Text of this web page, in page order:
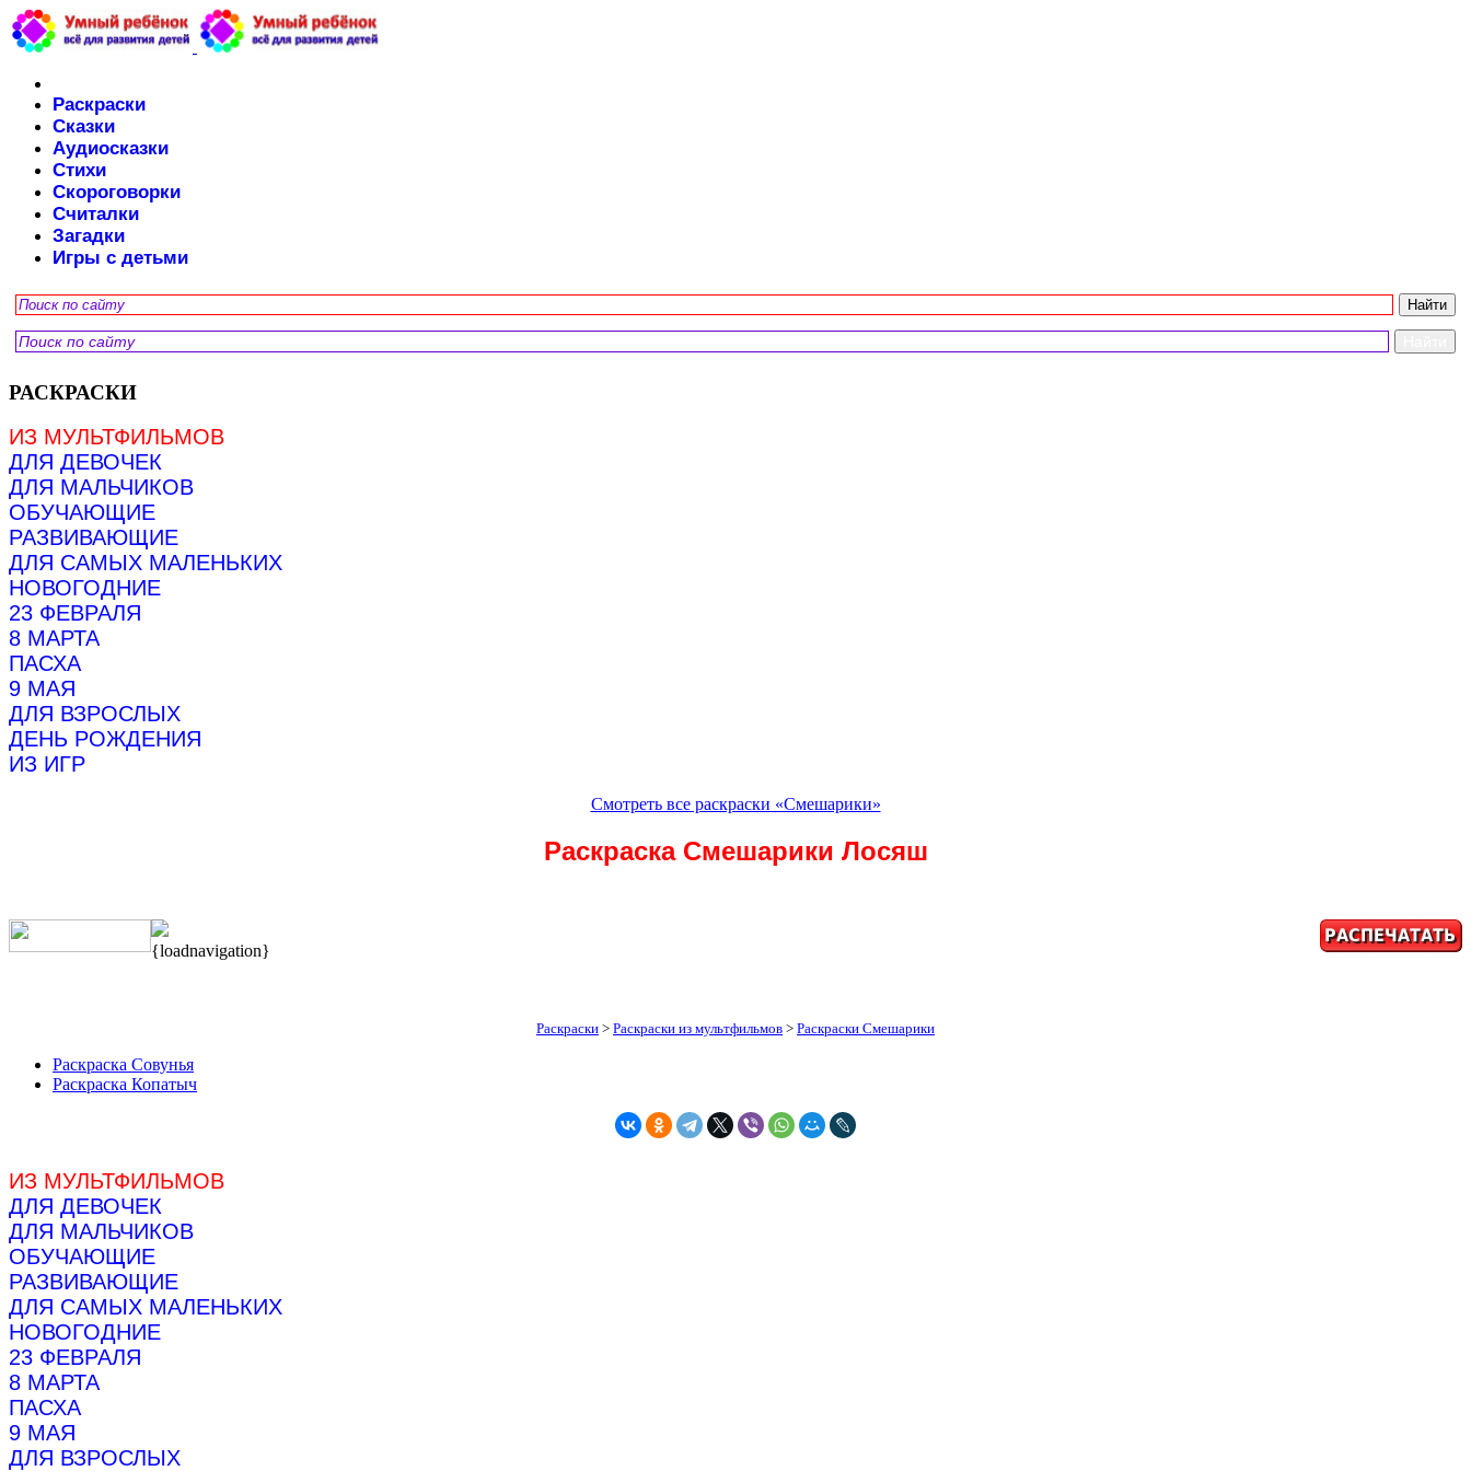
Раскраски
Сказки
Аудиосказки
Стихи
Скороговорки
Считалки
Загадки
Игры с детьми
РАСКРАСКИ
ИЗ МУЛЬТФИЛЬМОВ
ДЛЯ ДЕВОЧЕК
ДЛЯ МАЛЬЧИКОВ
ОБУЧАЮЩИЕ
РАЗВИВАЮЩИЕ
ДЛЯ САМЫХ МАЛЕНЬКИХ
НОВОГОДНИЕ
23 ФЕВРАЛЯ
8 МАРТА
ПАСХА
9 МАЯ
ДЛЯ ВЗРОСЛЫХ
ДЕНЬ РОЖДЕНИЯ
ИЗ ИГР
Смотреть все раскраски «Смешарики»
Раскраска Смешарики Лосяш
{loadnavigation}
Раскраски > Раскраски из мультфильмов > Раскраски Смешарики
Раскраска Совунья
Раскраска Копатыч
ИЗ МУЛЬТФИЛЬМОВ
ДЛЯ ДЕВОЧЕК
ДЛЯ МАЛЬЧИКОВ
ОБУЧАЮЩИЕ
РАЗВИВАЮЩИЕ
ДЛЯ САМЫХ МАЛЕНЬКИХ
НОВОГОДНИЕ
23 ФЕВРАЛЯ
8 МАРТА
ПАСХА
9 МАЯ
ДЛЯ ВЗРОСЛЫХ